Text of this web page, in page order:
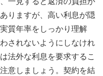
りますが、高い利息が隠
質年率をしっかり理解
されないようにしなけれ
法外な利息を要求するこ
意しましょう。契約を結